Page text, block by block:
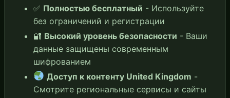
✅ Полностью бесплатный - Используйте
без ограничений и регистрации
🔐 Высокий уровень безопасности - Ваши
данные защищены современным
шифрованием
Доступ к контенту United Kingdom -
Смотрите региональные сервисы и сайты